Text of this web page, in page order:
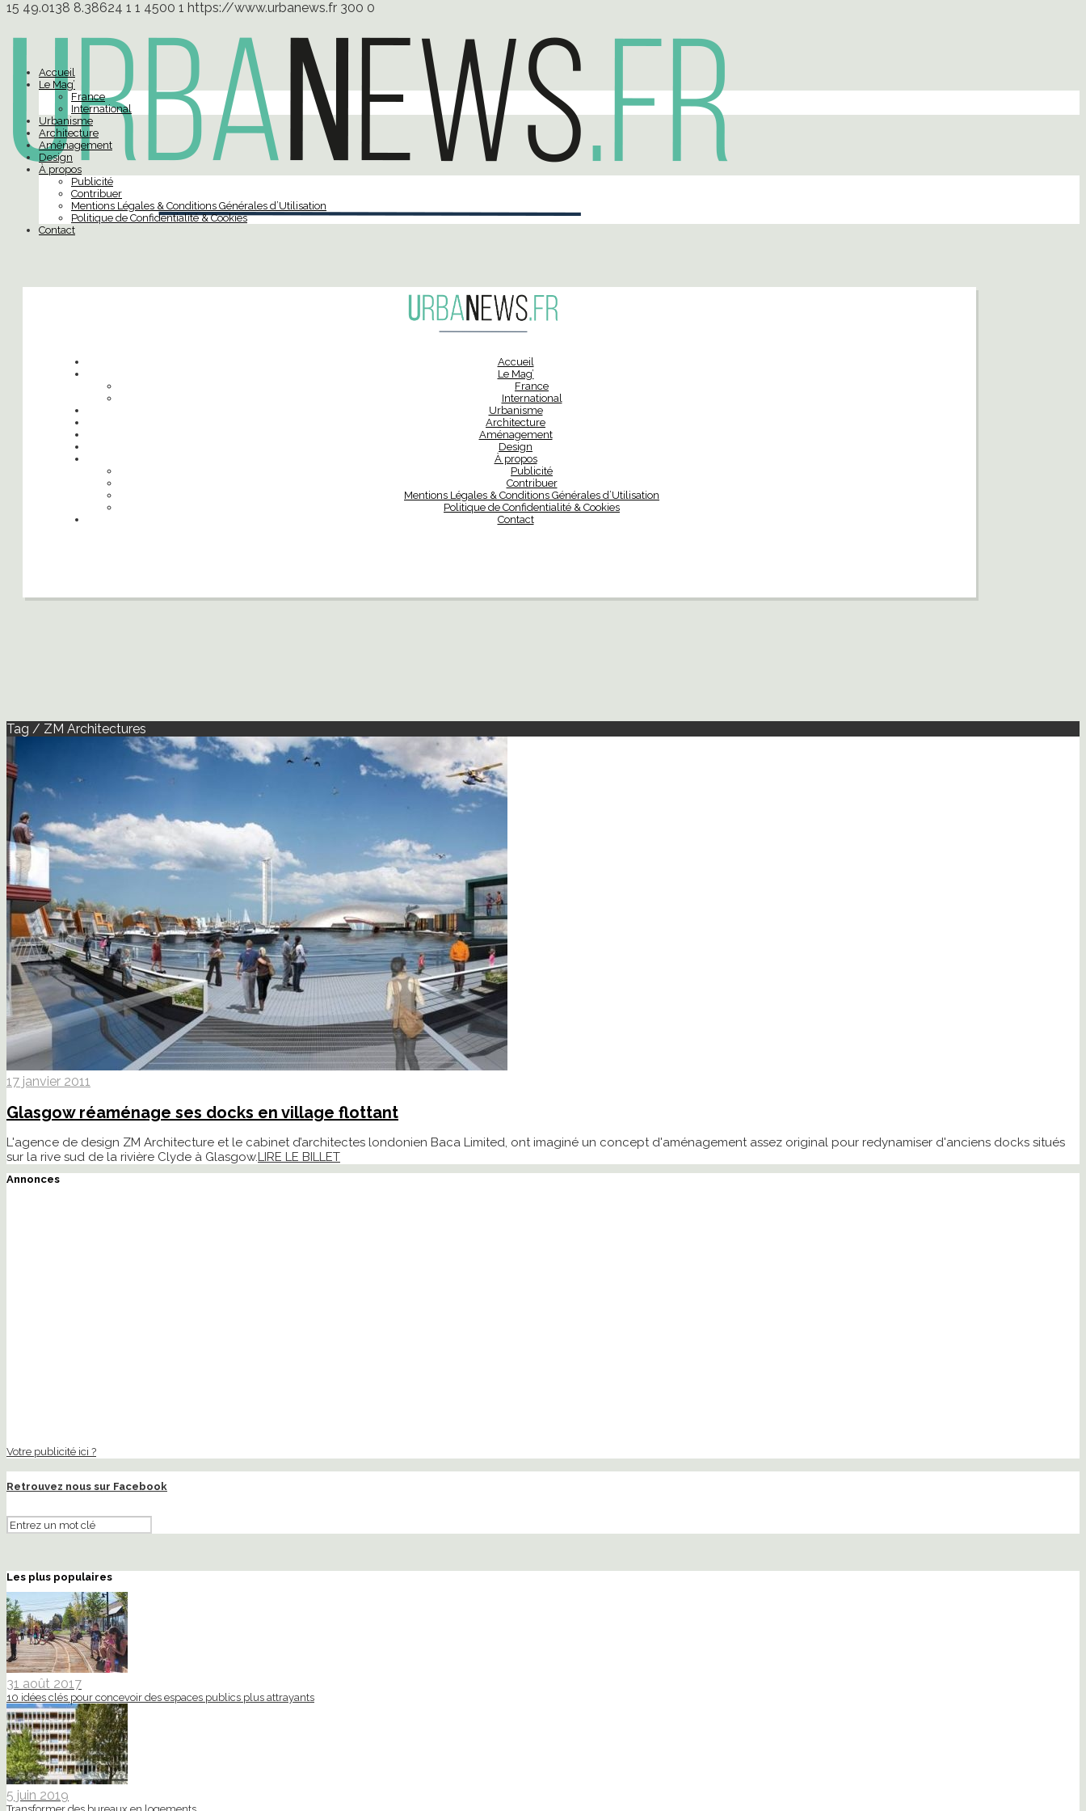
15 49.0138 8.38624 1 1 4500 1 https://www.urbanews.fr 300 0
Accueil
Le Mag’
France
International
Urbanisme
Architecture
Aménagement
Design
À propos
Publicité
Contribuer
Mentions Légales & Conditions Générales d’Utilisation
Politique de Confidentialité & Cookies
Contact
Accueil
Le Mag’
France
International
Urbanisme
Architecture
Aménagement
Design
À propos
Publicité
Contribuer
Mentions Légales & Conditions Générales d’Utilisation
Politique de Confidentialité & Cookies
Contact
Tag / ZM Architectures
17 janvier 2011
Glasgow réaménage ses docks en village flottant
L'agence de design ZM Architecture et le cabinet d’architectes londonien Baca Limited, ont imaginé un concept d'aménagement assez original pour redynamiser d'anciens docks situés
sur la rive sud de la rivière Clyde à Glasgow.LIRE LE BILLET
Annonces
Votre publicité ici ?
Retrouvez nous sur Facebook
Les plus populaires
31 août 2017
10 idées clés pour concevoir des espaces publics plus attrayants
5 juin 2019